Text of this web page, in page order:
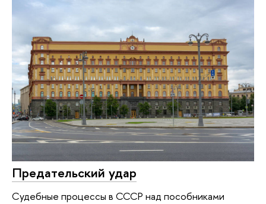
Предательский удар
Судебные процессы в СССР над пособниками